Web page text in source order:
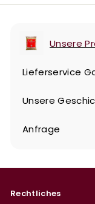
Unsere
Menü
maximieren
Lieferservice
Unsere
Anfrage
Rechtliches